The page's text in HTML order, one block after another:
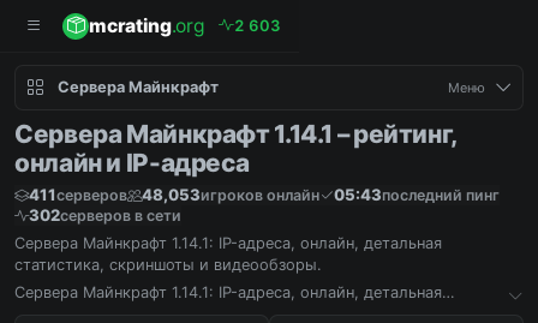
mcrating.org 2 603
Сервера Майнкрафт Меню
Сервера Майнкрафт 1.14.1 – рейтинг,
онлайн и IP-адреса
411серверов 48,053игроков онлайн 05:43последний пинг
302серверов в сети
Сервера Майнкрафт 1.14.1: IP-адреса, онлайн, детальная
статистика, скриншоты и видеообзоры.
Сервера Майнкрафт 1.14.1: IP-адреса, онлайн, детальная